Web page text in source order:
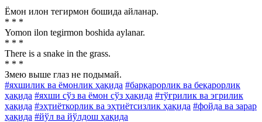
Ёмон илон тегирмон бошида айланар.
* * *
Yomon ilon tegirmon boshida aylanar.
* * *
There is a snake in the grass.
* * *
Змею выше глаз не подымай.
#яхшилик ва ёмонлик ҳақида #барқарорлик ва беқарорлик
ҳақида #яхши сўз ва ёмон сўз ҳақида #тўғрилик ва эгрилик
ҳақида #эҳтиёткорлик ва эҳтиётсизлик ҳақида #фойда ва зарар
ҳақида #йўл ва йўлдош ҳақида